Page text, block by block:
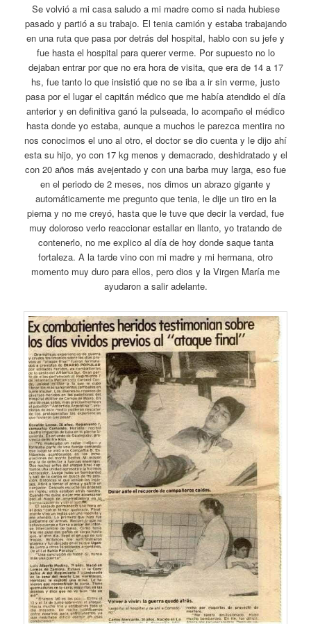
Se volvió a mi casa saludo a mi madre como si nada hubiese
pasado y partió a su trabajo. El tenia camión y estaba trabajando
en una ruta que pasa por detrás del hospital, hablo con su jefe y
fue hasta el hospital para querer verme. Por supuesto no lo
dejaban entrar por que no era hora de visita, que era de 14 a 17
hs, fue tanto lo que insistió que no se iba a ir sin verme, justo
pasa por el lugar el capitán médico que me había atendido el día
anterior y en definitiva ganó la pulseada, lo acompaño el médico
hasta donde yo estaba, aunque a muchos le parezca mentira no
nos conocimos el uno al otro, el doctor se dio cuenta y le dijo ahí
esta su hijo, yo con 17 kg menos y demacrado, deshidratado y el
con 20 años más avejentado y con una barba muy larga, eso fue
en el periodo de 2 meses, nos dimos un abrazo gigante y
automáticamente me pregunto que tenia, le dije un tiro en la
pierna y no me creyó, hasta que le tuve que decir la verdad, fue
muy doloroso verlo reaccionar estallar en llanto, yo tratando de
contenerlo, no me explico al día de hoy donde saque tanta
fortaleza. A la tarde vino con mi madre y mi hermana, otro
momento muy duro para ellos, pero dios y la Virgen María me
ayudaron a salir adelante.